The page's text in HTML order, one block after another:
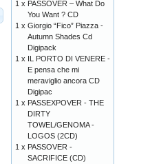
1 x PASSOVER – What Do
You Want ? CD
1 x Giorgio “Fico” Piazza -
Autumn Shades Cd
Digipack
1 x IL PORTO DI VENERE -
E pensa che mi
meraviglio ancora CD
Digipac
1 x PASSEXPOVER - THE
DIRTY
TOWEL/GENOMA -
LOGOS (2CD)
1 x PASSOVER -
SACRIFICE (CD)